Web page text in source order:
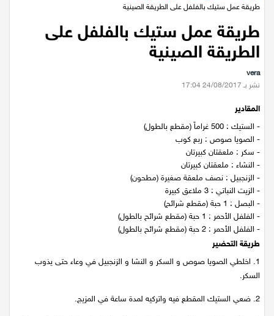
عيلبون
دير حنا
سخنين
عرابة
اخبار عالمية
رياضة
رياضة محلية
رياضة عالمية
تقارير خاصة
اقتصاد
طريقة عمل ستيك بالفلفل على الطريقة الصينية
طريقة عمل ستيك بالفلفل على
الطريقة الصينية
vera
نشر بـ 24/08/2017 17:04
المقادير
- الستيك : 500 غراماً (مقطع بالطول)
- الصويا صوص : ربع كوب
- سكر : ملعقتان كبيرتان
- النشاء : ملعقتان كبيرتان
- الزنجبيل : نصف ملعقة صغيرة (مطحون)
- الزيت النباتي : 3 ملاعق كبيرة
- البصل : 1 حبة (مقطع شرائح)
- الفلفل الأحمر : 1 حبة (مقطع شرائح بالطول)
- الفلفل الأحمر : 2 حبة (مقطع شرائح بالطول)
طريقة التحضير
1. اخلطي الصويا صوص و السكر و النشا و الزنجبيل في وعاء حتى يذوب
السكر.
2. ضعي الستيك المقطع فيه واتركيه لمدة ساعة في المزيج.